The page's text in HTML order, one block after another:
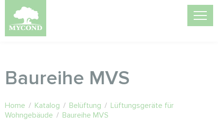
Baureihe MVS
Home / Katalog / Belüftung / Lüftungsgeräte für
Wohngebäude / Baureihe MVS